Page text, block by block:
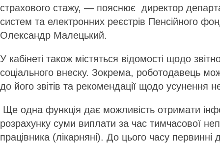
страхового стажу, — пояснює директор
систем та електронних реєстрів Пенсійного
Олександр Малецький.
У кабінеті також містяться відомості щодо
соціального внеску. Зокрема, роботодавець
до його звітів та рекомендації щодо усунення
Ще одна функція дає можливість отримати
розрахунку суми виплати за час тимчасової
працівника (лікарняні). До цього часу